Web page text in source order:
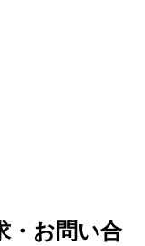
・お問い合